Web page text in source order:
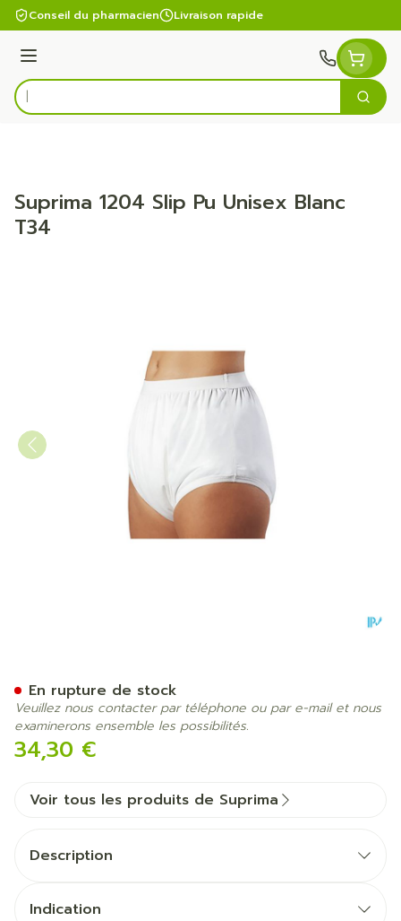
Aller au contenu
Conseil du pharmacien Livraison rapide
Menu
Rechercher
Suprima 1204 Slip Pu Unisex Blanc
T34
34,30 €
En rupture de stock
Veuillez nous contacter par téléphone ou par e-mail et nous
examinerons ensemble les possibilités.
Voir tous les produits de Suprima
Description
Indication